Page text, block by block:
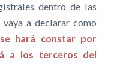
dentro de las
a declarar como
hará constar por
a los terceros del